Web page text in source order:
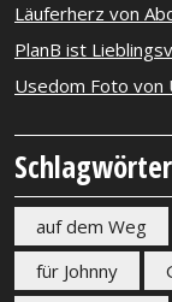
Läuferherz von
PlanB ist
Usedom Foto von
Schlagwörter
auf dem Weg
für Johnny